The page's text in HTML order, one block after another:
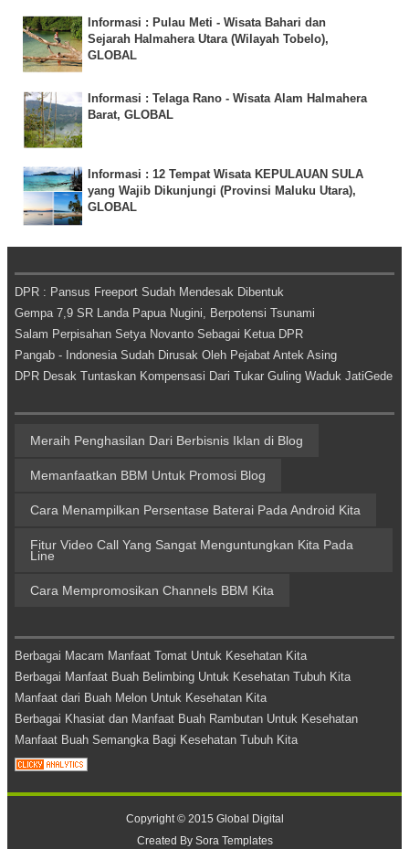
Informasi : Pulau Meti - Wisata Bahari dan
Sejarah Halmahera Utara (Wilayah Tobelo),
GLOBAL
Informasi : Telaga Rano - Wisata Alam Halmahera
Barat, GLOBAL
Informasi : 12 Tempat Wisata KEPULAUAN SULA
yang Wajib Dikunjungi (Provinsi Maluku Utara),
GLOBAL
DPR : Pansus Freeport Sudah Mendesak Dibentuk
Gempa 7,9 SR Landa Papua Nugini, Berpotensi Tsunami
Salam Perpisahan Setya Novanto Sebagai Ketua DPR
Pangab - Indonesia Sudah Dirusak Oleh Pejabat Antek Asing
DPR Desak Tuntaskan Kompensasi Dari Tukar Guling Waduk JatiGede
Meraih Penghasilan Dari Berbisnis Iklan di Blog
Memanfaatkan BBM Untuk Promosi Blog
Cara Menampilkan Persentase Baterai Pada Android Kita
Fitur Video Call Yang Sangat Menguntungkan Kita Pada
Line
Cara Mempromosikan Channels BBM Kita
Berbagai Macam Manfaat Tomat Untuk Kesehatan Kita
Berbagai Manfaat Buah Belimbing Untuk Kesehatan Tubuh Kita
Manfaat dari Buah Melon Untuk Kesehatan Kita
Berbagai Khasiat dan Manfaat Buah Rambutan Untuk Kesehatan
Manfaat Buah Semangka Bagi Kesehatan Tubuh Kita
Copyright © 2015 Global Digital
Created By Sora Templates